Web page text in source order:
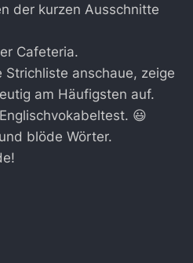
der kurzen Ausschnitte
Cafeteria.
Strichliste anschaue, zeige
am Häufigsten auf.
😃
blöde Wörter.